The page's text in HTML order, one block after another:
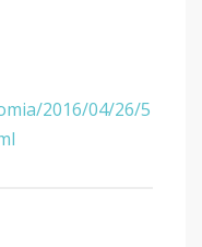
2016/04/26/5